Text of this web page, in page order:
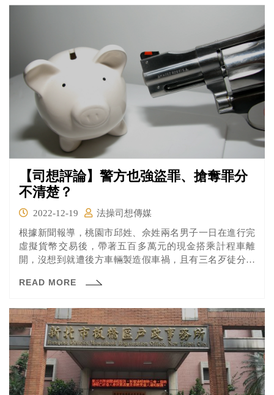
【司想評論】警方也強盜罪、搶奪罪分
不清楚？
2022-12-19
法操司想傳媒
根據新聞報導，桃園市邱姓、佘姓兩名男子一日在進行完
虛擬貨幣交易後，帶著五百多萬元的現金搭乘計程車離
開，沒想到就遭後方車輛製造假車禍，且有三名歹徒分別
報案後，卻發現派出所員警竟然只以「搶奪罪」受理，而
READ MORE